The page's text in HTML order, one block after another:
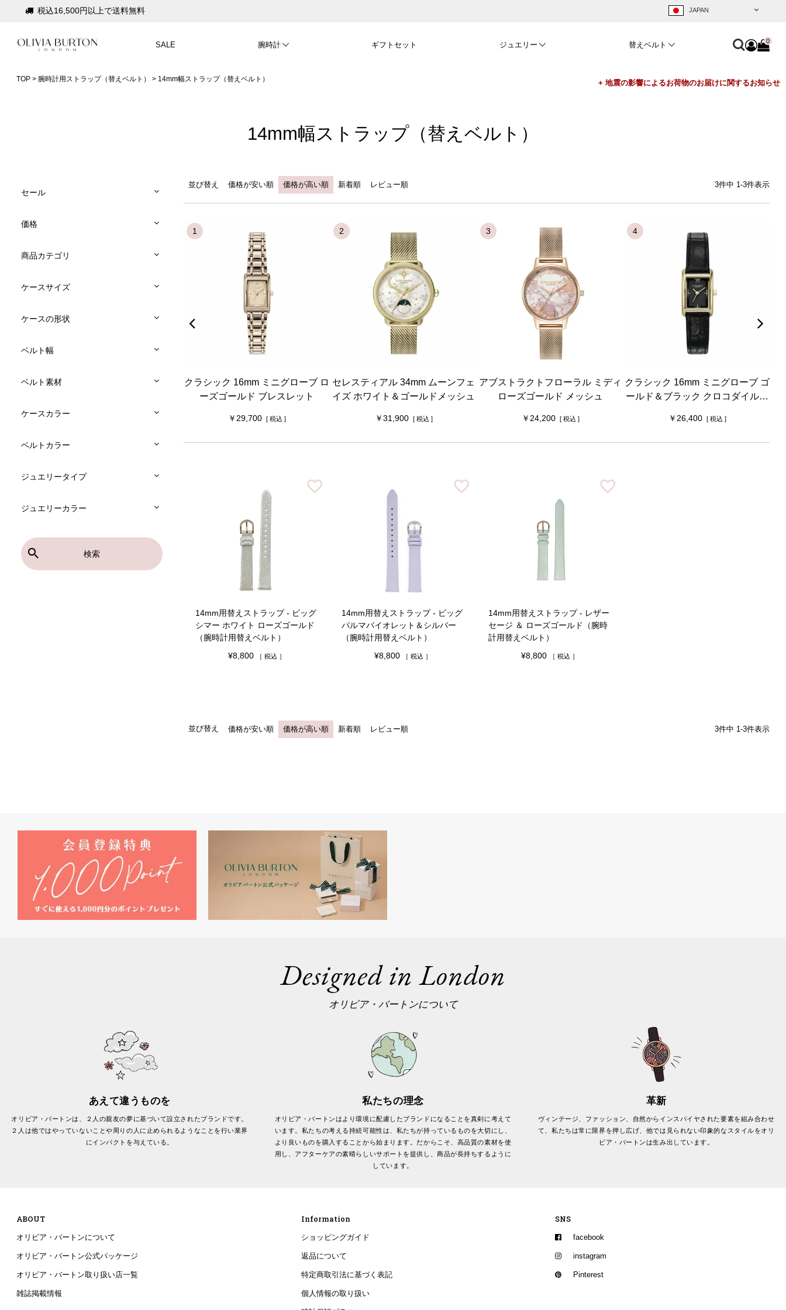
税込16,500円以上で送料無料
入って安心！時計保証プラス
SALE 腕時計 ギフトセット ジュエリー 替えベルト 0
TOP 腕時計用ストラップ（替えベルト） 14mm幅ストラップ（替えベルト）
14mm幅ストラップ（替えベルト）
セール
価格
商品カテゴリ
ケースサイズ
ケースの形状
ベルト幅
ベルト素材
ケースカラー
ベルトカラー
ジュエリータイプ
ジュエリーカラー
検索
並び替え 価格が安い順 価格が高い順 新着順 レビュー順 3件中 1-3件表示
ール ラ シグネチャー 30mm アジュール ブ
クラシック 16mm ミニグローブ ロ
ーズゴールド ブレスレット
29,700
セレスティアル 34mm ムーンフェ
イズ ホワイト＆ゴールドメッシュ
31,900
アブストラクトフローラル ミディ
ローズゴールド メッシュ
24,200
クラシック 16mm ミニグローブ ゴ
ールド＆ブラック クロコダイルレ
26,400
14mm用替えストラップ - ビッグ
シマー ホワイト ローズゴールド
（腕時計用替えベルト）
¥8,800 税込
14mm用替えストラップ - ビッグ
パルマバイオレット＆シルバー
（腕時計用替えベルト）
¥8,800 税込
14mm用替えストラップ - レザー
セージ ＆ ローズゴールド（腕時
計用替えベルト）
¥8,800 税込
並び替え 価格が安い順 価格が高い順 新着順 レビュー順 3件中 1 -3件表示
Designed in London
オリビア・バートンについて
あえて違うものを
オリビア・バートンは、２人の親友の夢に基づいて設立されたブランドです。
２人は他ではやっていないことや周りの人に止められるようなことを行い業界
にインパクトを与えている。
私たちの理念
オリビア・バートンはより環境に配慮したブランドになることを真剣に考えて
います。私たちの考える持続可能性は、私たちが持っているものを大切にし、
より良いものを購入することから始まります。だからこそ、高品質の素材を使
用し、アフターケアの素晴らしいサポートを提供し、商品が長持ちするように
しています。
革新
ヴィンテージ、ファッション、自然からインスパイヤされた要素を組み合わせ
て、私たちは常に限界を押し広げ、他では見られない印象的なスタイルをオリ
ビア・バートンは生み出しています。
ABOUT
オリビア・バートンについて
オリビア・バートン公式パッケージ
オリビア・バートン取り扱い店一覧
雑誌掲載情報
Information
ショッピングガイド
返品について
特定商取引法に基づく表記
個人情報の取り扱い
SNS
facebook
instagram
Pinterest